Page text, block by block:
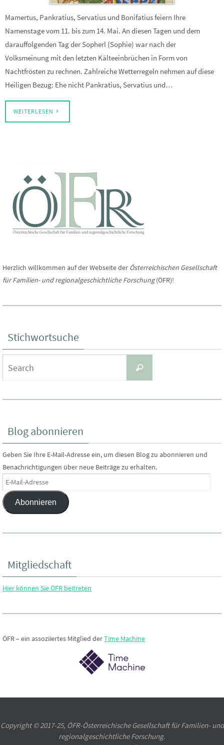
Mamertus, Pankratius, Servatius und Bonifatius feiern Ihre
Namenstage vom 11. bis zum 14. Mai. An diesen Tagen und dem
darauffolgenden Tag der Sopherl (Sophie) war nach der
Volksmeinung mit den letzten Kälteeinbrüchen in Form von
Nachtfrösten zu rechnen. Zahlreiche Wetterregeln nehmen auf diese
Heiligen Bezug: Ehe nicht Pankratius, Servatius und…
WEITERLESEN
Herzlich willkommen auf der Webseite der Österreichischen Gesellschaft
für Familien- und regionalgeschichtliche Forschung(ÖFR)!
Stichwortsuche
Search
Blog abonnieren
Geben Sie Ihre E-Mail-Adresse ein, um diesen Blog zu abonnieren und
Benachrichtigungen über neue Beiträge zu erhalten.
E-
Mail-
AdresseAbonnieren
Mitgliedschaft
Hier können Sie ÖFR beitreten
ÖFR – ein assoziiertes Mitglied derTime Machine
Copyright © 2017-25, ÖFR-Österreichische Gesellschaft für Familien- und
regionalgeschichtliche Forschung.